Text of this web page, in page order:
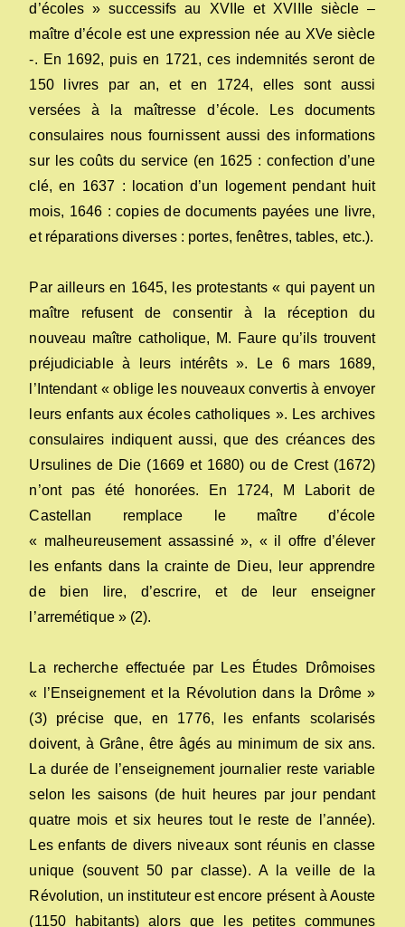
d’écoles » successifs au XVIIe et XVIIIe siècle –
maître d’école est une expression née au XVe siècle
-. En 1692, puis en 1721, ces indemnités seront de
150 livres par an, et en 1724, elles sont aussi
versées à la maîtresse d’école. Les documents
consulaires nous fournissent aussi des informations
sur les coûts du service (en 1625 : confection d’une
clé, en 1637 : location d’un logement pendant huit
mois, 1646 : copies de documents payées une livre,
et réparations diverses : portes, fenêtres, tables, etc.).
Par ailleurs en 1645, les protestants « qui payent un
maître refusent de consentir à la réception du
nouveau maître catholique, M. Faure qu’ils trouvent
préjudiciable à leurs intérêts ». Le 6 mars 1689,
l’Intendant « oblige les nouveaux convertis à envoyer
leurs enfants aux écoles catholiques ». Les archives
consulaires indiquent aussi, que des créances des
Ursulines de Die (1669 et 1680) ou de Crest (1672)
n’ont pas été honorées. En 1724, M Laborit de
Castellan remplace le maître d’école
« malheureusement assassiné », « il offre d’élever
les enfants dans la crainte de Dieu, leur apprendre
de bien lire, d’escrire, et de leur enseigner
l’arremétique » (2).
La recherche effectuée par Les Études Drômoises
« l’Enseignement et la Révolution dans la Drôme »
(3) précise que, en 1776, les enfants scolarisés
doivent, à Grâne, être âgés au minimum de six ans.
La durée de l’enseignement journalier reste variable
selon les saisons (de huit heures par jour pendant
quatre mois et six heures tout le reste de l’année).
Les enfants de divers niveaux sont réunis en classe
unique (souvent 50 par classe). A la veille de la
Révolution, un instituteur est encore présent à Aouste
(1150 habitants) alors que les petites communes